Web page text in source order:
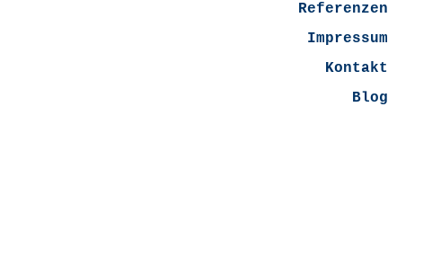
Referenzen
Impressum
Kontakt
Blog